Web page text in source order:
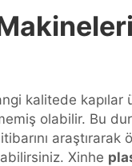
kalitede kapılar
olabilir. Bu
Xinhe